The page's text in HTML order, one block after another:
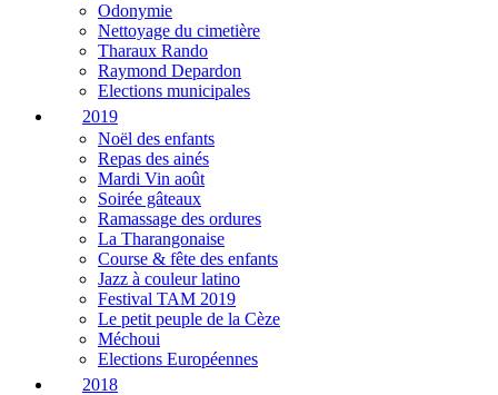
Odonymie
Nettoyage du cimetière
Tharaux Rando
Raymond Depardon
Elections municipales
2019
Noël des enfants
Repas des ainés
Mardi Vin août
Soirée gâteaux
Ramassage des ordures
La Tharangonaise
Course & fête des enfants
Jazz à couleur latino
Festival TAM 2019
Le petit peuple de la Cèze
Méchoui
Elections Européennes
2018